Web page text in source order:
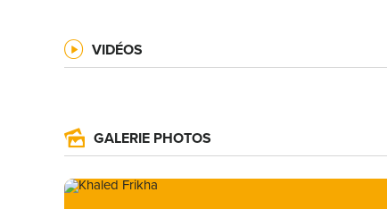
VIDÉOS
GALERIE PHOTOS